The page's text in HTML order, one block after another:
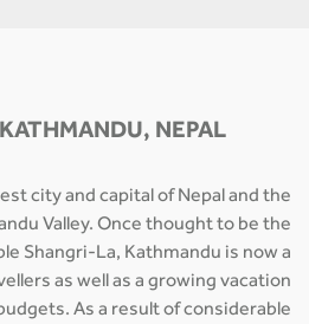
KATHMANDU, NEPAL
city and capital of Nepal and the
Valley. Once thought to be the
Shangri-La, Kathmandu is now a
as well as a growing vacation
budgets. As a result of considerable